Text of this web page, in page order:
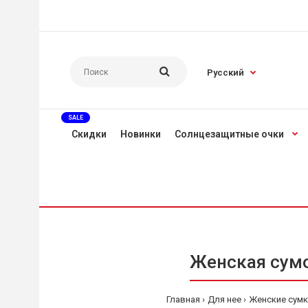
Русский
Скидки
SALE
Новинки Солнцезащитные очки
Женская
Главная Для нее Женские